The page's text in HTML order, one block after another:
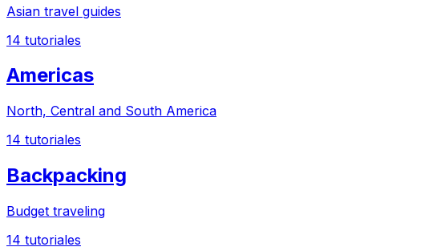
Asian travel guides
14 tutoriales
Americas
North, Central and South America
14 tutoriales
Backpacking
Budget traveling
14 tutoriales